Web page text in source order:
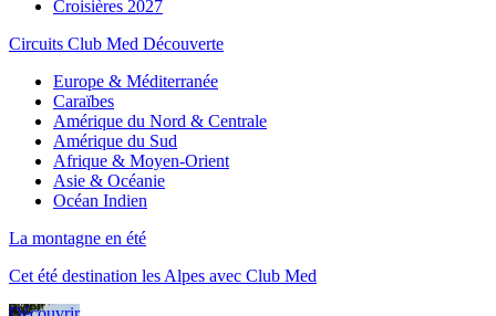
Croisières 2027
Circuits Club Med Découverte
Europe & Méditerranée
Caraïbes
Amérique du Nord & Centrale
Amérique du Sud
Afrique & Moyen-Orient
Asie & Océanie
Océan Indien
La montagne en été
Cet été destination les Alpes avec Club Med